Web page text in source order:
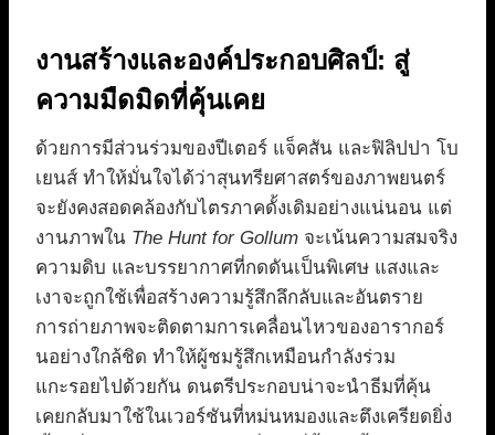
งานสร้างและองค์ประกอบศิลป์: สู่
ความมืดมิดที่คุ้นเคย
ด้วยการมีส่วนร่วมของปีเตอร์ แจ็คสัน และฟิลิปปา โบ
เยนส์ ทำให้มั่นใจได้ว่าสุนทรียศาสตร์ของภาพยนตร์
จะยังคงสอดคล้องกับไตรภาคดั้งเดิมอย่างแน่นอน แต่
งานภาพใน The Hunt for Gollum จะเน้นความสมจริง
ความดิบ และบรรยากาศที่กดดันเป็นพิเศษ แสงและ
เงาจะถูกใช้เพื่อสร้างความรู้สึกลึกลับและอันตราย
การถ่ายภาพจะติดตามการเคลื่อนไหวของอารากอร์
นอย่างใกล้ชิด ทำให้ผู้ชมรู้สึกเหมือนกำลังร่วม
แกะรอยไปด้วยกัน ดนตรีประกอบน่าจะนำธีมที่คุ้น
เคยกลับมาใช้ในเวอร์ชันที่หม่นหมองและตึงเครียดยิ่ง